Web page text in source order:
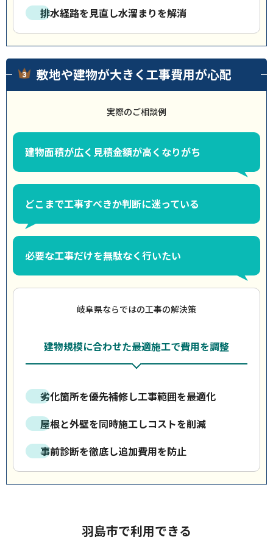
排水経路を見直し水溜まりを解消
敷地や建物が大きく工事費用が心配
実際のご相談例
建物面積が広く見積金額が高くなりがち
どこまで工事すべきか判断に迷っている
必要な工事だけを無駄なく行いたい
岐阜県ならではの工事の解決策
建物規模に合わせた最適施工で費用を調整
劣化箇所を優先補修し工事範囲を最適化
屋根と外壁を同時施工しコストを削減
事前診断を徹底し追加費用を防止
羽島市で利用できる